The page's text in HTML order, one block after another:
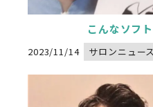
こんなソフ
2023/11/14 サロンニュース